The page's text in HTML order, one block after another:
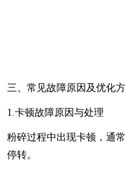
三、常见故障原因及优化
1.卡顿故障原因与处理
粉碎过程中出现卡顿，通
停转。